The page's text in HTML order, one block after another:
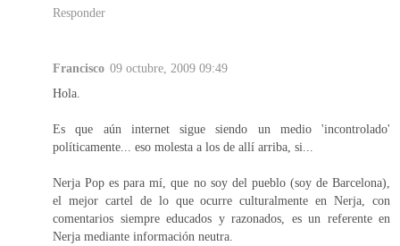
Responder
Francisco 09 octubre, 2009 09:49
Hola.
Es que aún internet sigue siendo un medio 'incontrolado'
políticamente... eso molesta a los de allí arriba, si...
Nerja Pop es para mí, que no soy del pueblo (soy de Barcelona),
el mejor cartel de lo que ocurre culturalmente en Nerja, con
comentarios siempre educados y razonados, es un referente en
Nerja mediante información neutra.